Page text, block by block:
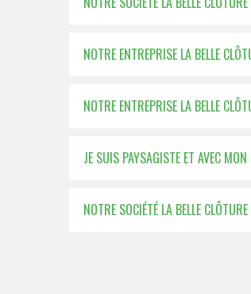
NOTRE ENTREPRISE LA BELLE
NOTRE ENTREPRISE LA BELLE
JE SUIS PAYSAGISTE ET AVEC
NOTRE SOCIÉTÉ LA BELLE